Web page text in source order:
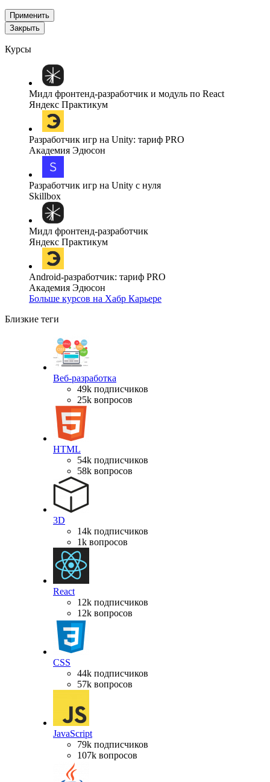
Применить
Закрыть
Курсы
Мидл фронтенд-разработчик и модуль по React
Яндекс Практикум
Разработчик игр на Unity: тариф PRO
Академия Эдюсон
Разработчик игр на Unity с нуля
Skillbox
Мидл фронтенд-разработчик
Яндекс Практикум
Android-разработчик: тариф PRO
Академия Эдюсон
Больше курсов на Хабр Карьере
Близкие теги
Веб-разработка
49k подписчиков
25k вопросов
HTML
54k подписчиков
58k вопросов
3D
14k подписчиков
1k вопросов
React
12k подписчиков
12k вопросов
CSS
44k подписчиков
57k вопросов
JavaScript
79k подписчиков
107k вопросов